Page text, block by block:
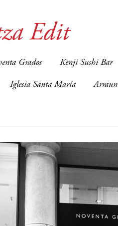
Edit
Grados Kenji Sushi Bar
Iglesia Santa María Arraun